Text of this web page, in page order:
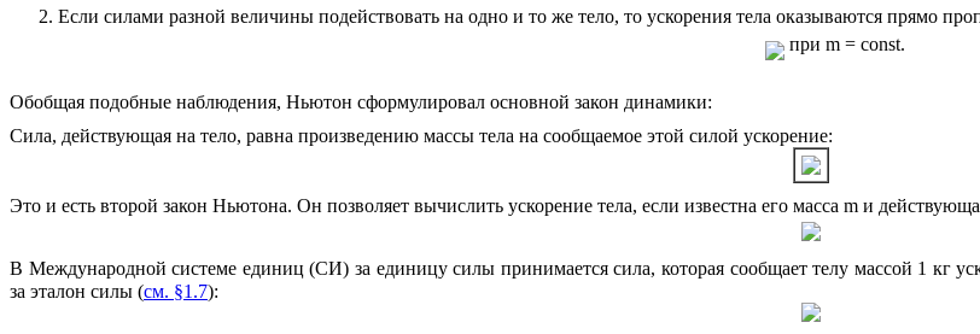
Если силами разной величины подействовать на одно и то же тело, то ускорения тела оказываются прямо
при m = const.
Обобщая подобные наблюдения, Ньютон сформулировал основной закон динамики:
Сила, действующая на тело, равна произведению массы тела на сообщаемое этой силой ускорение:
Это и есть второй закон Ньютона. Он позволяет вычислить ускорение тела, если известна его масса m и
В Международной системе единиц (СИ) за единицу силы принимается сила, которая сообщает телу массой 1 кг
за эталон силы (см. §1.7):